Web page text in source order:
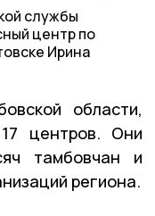
службы
центр по
Ирина
области,
центров. Они
тамбовчан и
региона.